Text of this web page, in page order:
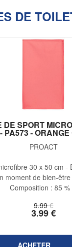
DE
DE SPORT
PA573 -
PROACT
9.99 €
3.99€
30 x 50 cm -
moment de bien-
Composition : 85 %